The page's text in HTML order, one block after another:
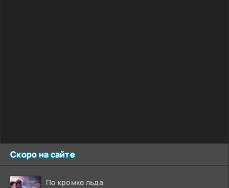
Скоро на сайте
По кромке льда